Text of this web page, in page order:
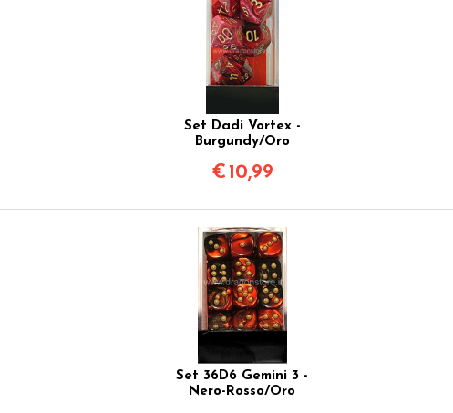
Set Dadi Vortex -
Burgundy/Oro
€ 10,99
Set 36D6 Gemini 3 -
Nero-Rosso/Oro